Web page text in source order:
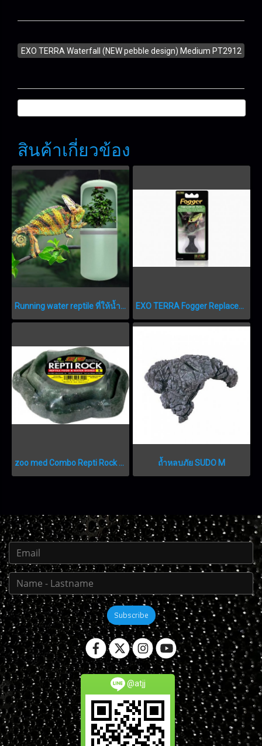
EXO TERRA Waterfall (NEW pebble design) Medium PT2912
สินค้าเกี่ยวข้อง
Running water reptile ที่ให้น้ำคาเมเลี่ยนอุปกรณ์ให้น้ำกิ้งก่าคาเมเลี่ยน หรือสัตว์ที่ต้องการน้ำที่ไหลจากใบไม้ -ทำงานเงียบ -น้ำที่ใช้กลับมาใหม่ผ่านฟิวส์เตอร์กรองเศษสกปรก -เล็กกระทัดลัด EXO TERRA Fogger Replacement Parts PT-2082
zoo med Combo Repti Rock Food and Water Dishes ถ้ำหลบภัย SUDO M
Subscribe
@atjj